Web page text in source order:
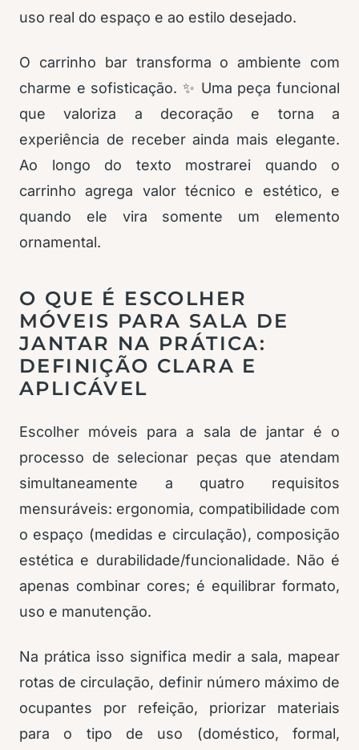
uso real do espaço e ao estilo desejado.
O carrinho bar transforma o ambiente com
charme e sofisticação. ✨ Uma peça funcional
que valoriza a decoração e torna a
experiência de receber ainda mais elegante.
Ao longo do texto mostrarei quando o
carrinho agrega valor técnico e estético, e
quando ele vira somente um elemento
ornamental.
O QUE É ESCOLHER
MÓVEIS PARA SALA DE
JANTAR NA PRÁTICA:
DEFINIÇÃO CLARA E
APLICÁVEL
Escolher móveis para a sala de jantar é o
processo de selecionar peças que atendam
simultaneamente a quatro requisitos
mensuráveis: ergonomia, compatibilidade com
o espaço (medidas e circulação), composição
estética e durabilidade/funcionalidade. Não é
apenas combinar cores; é equilibrar formato,
uso e manutenção.
Na prática isso significa medir a sala, mapear
rotas de circulação, definir número máximo de
ocupantes por refeição, priorizar materiais
para o tipo de uso (doméstico, formal,